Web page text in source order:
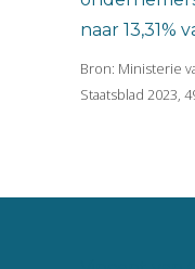
naar 13,31%
Bron: Ministerie
Staatsblad 2023,